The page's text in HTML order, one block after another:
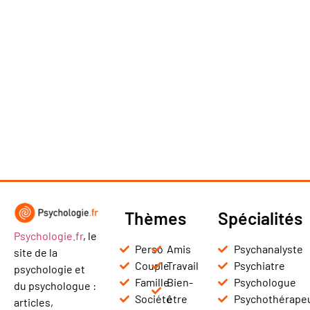
Psychologie.fr, le
site de la
psychologie et
du psychologue :
articles,
Thèmes
Perso
Couple
Famille
Société
Amis
Travail
Bien-
être
Spécialités
Psychanalyste
Psychiatre
Psychologue